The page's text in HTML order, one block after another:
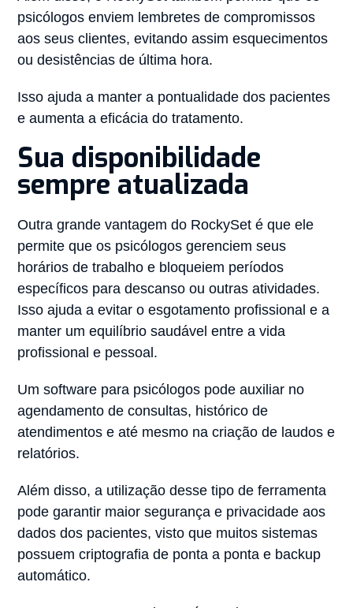
psicólogos enviem lembretes de compromissos
aos seus clientes, evitando assim esquecimentos
ou desistências de última hora.
Isso ajuda a manter a pontualidade dos pacientes
e aumenta a eficácia do tratamento.
Sua disponibilidade
sempre atualizada
Outra grande vantagem do RockySet é que ele
permite que os psicólogos gerenciem seus
horários de trabalho e bloqueiem períodos
específicos para descanso ou outras atividades.
Isso ajuda a evitar o esgotamento profissional e a
manter um equilíbrio saudável entre a vida
profissional e pessoal.
Um software para psicólogos pode auxiliar no
agendamento de consultas, histórico de
atendimentos e até mesmo na criação de laudos e
relatórios.
Além disso, a utilização desse tipo de ferramenta
pode garantir maior segurança e privacidade aos
dados dos pacientes, visto que muitos sistemas
possuem criptografia de ponta a ponta e backup
automático.